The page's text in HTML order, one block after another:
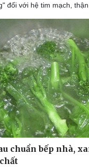
đối với hệ tim mạch, thận
chuẩn bếp nhà,